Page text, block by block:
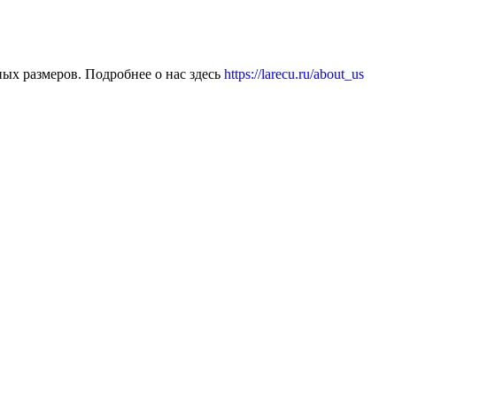
размеров. Подробнее о нас здесь https://larecu.ru/about_us